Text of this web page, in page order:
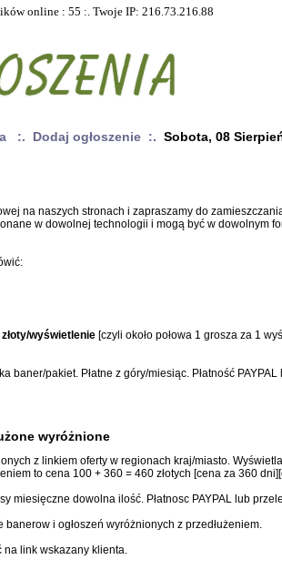
online : 55 :. Twoje IP: 216.73.216.88
:. Dodaj ogłoszenie :. Sobota, 08
na naszych stronach i zapraszamy do
w dowolnej technologii i mogą być w dowolnym
wyświetlenie [czyli około połowa 1 grosza za 1
baner/pakiet. Płatne z góry/miesiąc. Płatność
wyróżnione
z linkiem oferty w regionach kraj/miasto.
to cena 100 + 360 = 460 złotych [cena za 360
miesięczne dowolna ilość. Płatnosc PAYPAL lub
i ogłoszeń wyróżnionych z przedłużeniem.
na link wskazany klienta.